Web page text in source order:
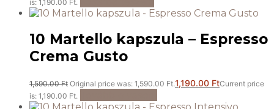
is: 1,190.00 Ft.
10 Martello kapszula – Espresso
Crema Gusto
1,590.00Ft Original price was: 1,590.00 Ft.1,190.00 FtCurrent price
is: 1,190.00 Ft.